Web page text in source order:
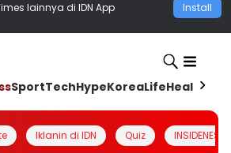
lainnya di IDN App Install
SportTechHypeKoreaLifeHealth
Iklanin di IDN Quiz INSIDENESIA